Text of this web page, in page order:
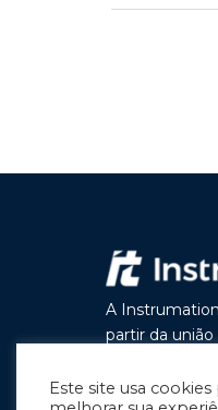
A
partir da
com o
vanguarda
Este site usa cookies